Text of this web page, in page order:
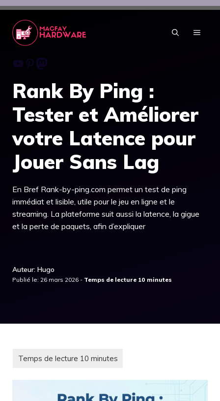
Aller
contenu
MENU
Youtube
Pinterest
Mastodon
Rank By Ping :
Tester et Améliorer
votre Latence pour
Jouer Sans Lag
En Bref Rank-by-ping.com permet un test de ping
immédiat et lisible, utile pour le jeu en ligne et le
streaming. La plateforme suit aussi la latence, la gigue
et la perte de paquets, afin d’expliquer
Auteur: Hugo
Publié le: 26 mars 2026 -